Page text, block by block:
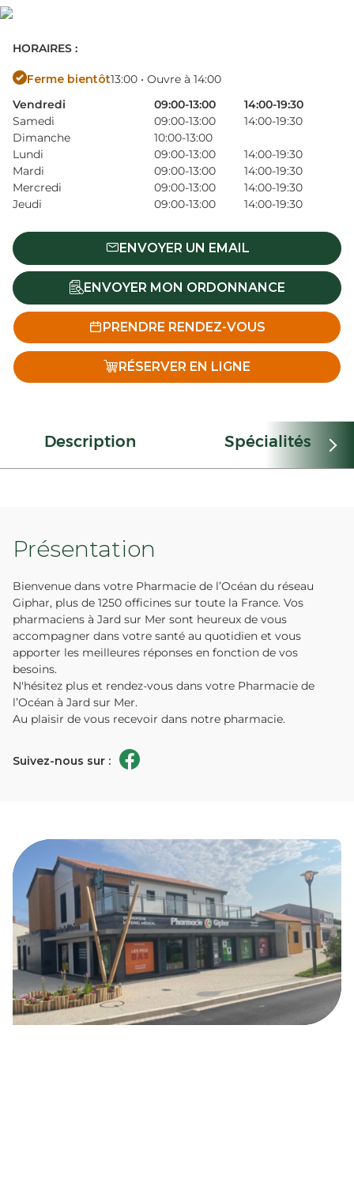
HORAIRES :
Ferme bientôt13:00 • Ouvre à 14:00
Vendredi
09:00-13:00
14:00-19:30
Samedi
09:00-13:00
14:00-19:30
Dimanche
10:00-13:00
Lundi
09:00-13:00
14:00-19:30
Mardi
09:00-13:00
14:00-19:30
Mercredi
09:00-13:00
14:00-19:30
Jeudi
09:00-13:00 14:00-19:30
ENVOYER UN EMAIL
ENVOYER MON ORDONNANCE
PRENDRE RENDEZ-VOUS
RÉSERVER EN LIGNE
Description Spécialités
Présentation
Bienvenue dans votre Pharmacie de l’Océan du réseau
Giphar, plus de 1250 officines sur toute la France. Vos
pharmaciens à Jard sur Mer sont heureux de vous
accompagner dans votre santé au quotidien et vous
apporter les meilleures réponses en fonction de vos
besoins.
N'hésitez plus et rendez-vous dans votre Pharmacie de
l’Océan à Jard sur Mer.
Au plaisir de vous recevoir dans notre pharmacie.
Suivez-nous sur :